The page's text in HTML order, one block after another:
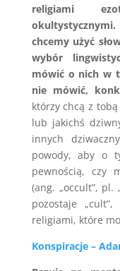
religiami
chcemy użyć
wybór
mówić o nich w
nie mówić,
którzy chcą z
lub jakichś
innych
powody, aby o
pewnością, czy
(ang. „occult”, pl.
pozostaje
religiami, które
Konspiracje –